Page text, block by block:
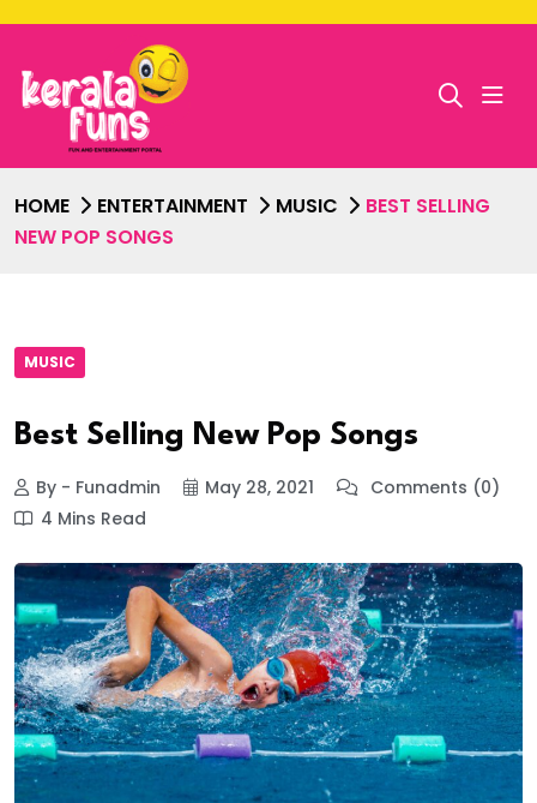
HOME ENTERTAINMENT MUSIC
BEST SELLING
NEW POP SONGS
MUSIC
Best Selling New Pop Songs
By - Funadmin May 28, 2021
Comments (0)
4 Mins Read